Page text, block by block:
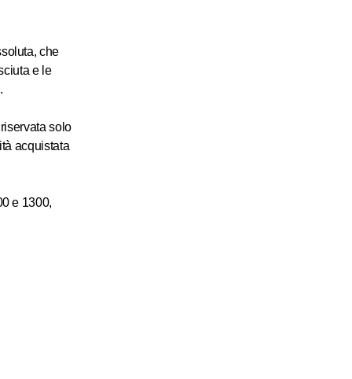
che
e le
solo
acquistata
e 1300,